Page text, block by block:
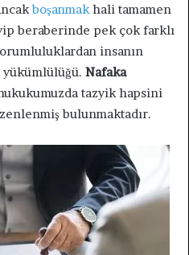
boşanmak hali tamamen
beraberinde pek çok farklı
insanın
Nafaka
tazyik hapsini
bulunmaktadır.